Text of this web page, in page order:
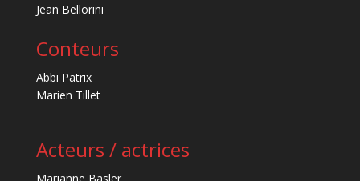
Jean Bellorini
Conteurs
Abbi Patrix
Marien Tillet
Acteurs / actrices